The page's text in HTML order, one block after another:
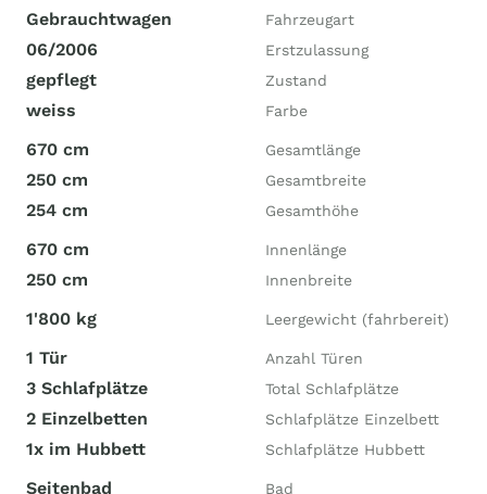
Gebrauchtwagen Fahrzeugart
06/2006 Erstzulassung
gepflegt Zustand
weiss Farbe
670 cm Gesamtlänge
250 cm Gesamtbreite
254 cm Gesamthöhe
670 cm Innenlänge
250 cm Innenbreite
1'800 kg Leergewicht (fahrbereit)
1 Tür Anzahl Türen
3 Schlafplätze Total Schlafplätze
2 Einzelbetten Schlafplätze Einzelbett
1x im Hubbett Schlafplätze Hubbett
Seitenbad Bad